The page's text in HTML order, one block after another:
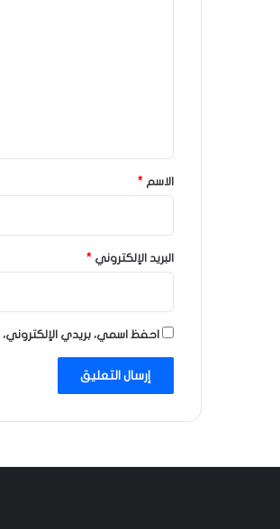
*الاسم *
البريد الإلكتروني *
احفظ اسمي، بريدي